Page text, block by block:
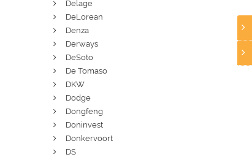
Delage
DeLorean
Denza
Derways
DeSoto
De Tomaso
DKW
Dodge
Dongfeng
Doninvest
Donkervoort
DS